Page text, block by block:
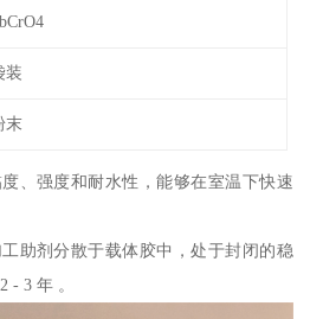
装
末
、强度和耐水性，能够在室温下快速
助剂分散于载体胶中，处于封闭的稳
- 3 年 。